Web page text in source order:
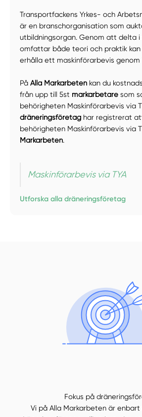
Transportfackens Yrkes- och
är en branschorganisation som
utbildningsorgan. Genom att delta i
omfattar både teori och praktik kan
erhålla ett maskinförarbevis genom
PåAlla Markarbeten kan du
från upp till 5st markarbetare som
behörigheten Maskinförarbevis via
dräneringsföretag har registrerat
behörigheten Maskinförarbevis via
Markarbeten.
Maskinförarbevis via TYA
Utforska alla dräneringsföretag
Fokus på
Vi på Alla Markarbeten är